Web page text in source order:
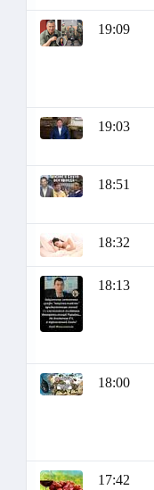
19:09
19:03
18:51
18:32
18:13
18:00
17:42